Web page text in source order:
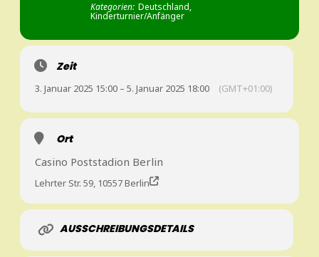
Kategorien: Deutschland,
Kinderturnier/Anfänger
Zeit
3. Januar 2025 15:00 – 5. Januar 2025 18:00 (GMT+01:00)
Ort
Casino Poststadion Berlin
Lehrter Str. 59, 10557 Berlin
AUSSCHREIBUNGSDETAILS